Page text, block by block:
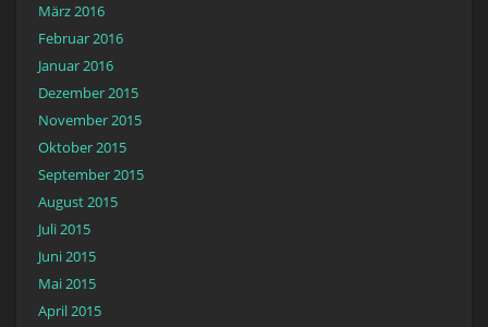
März 2016
Februar 2016
Januar 2016
Dezember 2015
November 2015
Oktober 2015
September 2015
August 2015
Juli 2015
Juni 2015
Mai 2015
April 2015